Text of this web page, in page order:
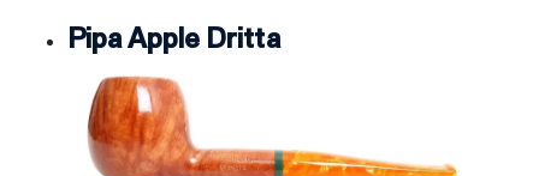
Pipa Apple Dritta